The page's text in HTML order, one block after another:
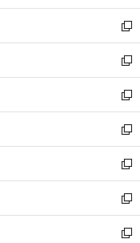
開
く
ウ
で
開
く
ン
ド
ウ
で
開
く
ウ
ィ
ン
ド
ウ
で
開
く
新
し
い
ウ
ィ
ン
ド
ウ
で
開
く
新
し
い
ウ
ィ
ン
ド
ウ
で
開
く
新
し
い
ウ
ィ
ン
ド
ウ
で
新
し
い
ウ
ィ
ン
ド
新
し
い
ウ
ィ
新
し
い
新